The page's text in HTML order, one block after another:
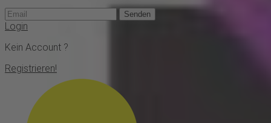
Senden
Login
Kein Account ?
Registrieren!